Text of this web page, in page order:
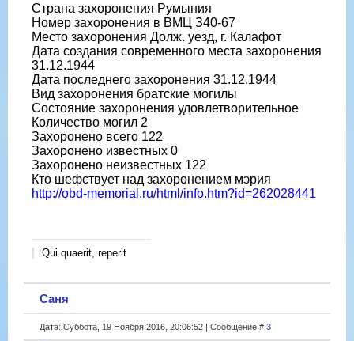
Страна захоронения Румыния
Номер захоронения в ВМЦ З40-67
Место захоронения Долж. уезд, г. Калафот
Дата создания современного места захоронения
31.12.1944
Дата последнего захоронения 31.12.1944
Вид захоронения братские могилы
Состояние захоронения удовлетворительное
Количество могил 2
Захоронено всего 122
Захоронено известных 0
Захоронено неизвестных 122
Кто шефствует над захоронением мэрия
http://obd-memorial.ru/html/info.htm?id=262028441
Qui quaerit, reperit
Саня
Дата: Суббота, 19 Ноября 2016, 20:06:52 | Сообщение # 3